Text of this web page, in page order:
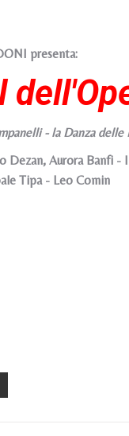
presenta:
- la Danza
Dezan, Aurora Banfi
Tipa - Leo Comin